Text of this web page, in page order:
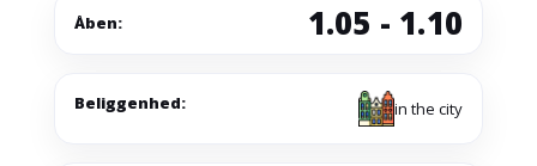
Åben: 1.05 - 1.10
Beliggenhed: in the city